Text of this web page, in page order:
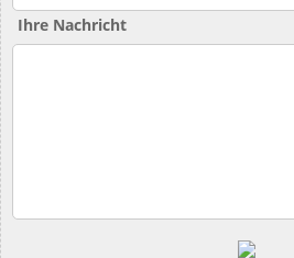
Ihre Nachricht